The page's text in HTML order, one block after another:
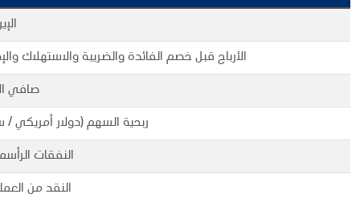
الأرباح قبل خصم الفائدة والضريبة والاستهلاك
صافي
ربحية السهم (دولار أمريكي
النفقات
النقد من